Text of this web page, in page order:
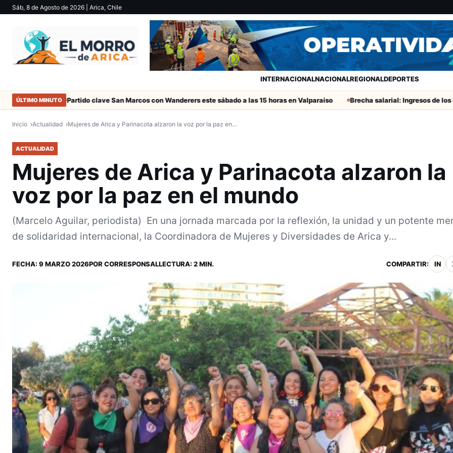
Sáb, 8 de Agosto de 2026 | Arica, Chile
INTERNACIONALNACIONALREGIONALDEPORTES
ÚLTIMO MINUTO
Partido clave San Marcos con Wanderers este sábado a las 15 horas en Valparaíso Brecha salarial: Ingresos de los hombres
Inicio Actualidad Mujeres de Arica y Parinacota alzaron la voz por la paz en…
ACTUALIDAD
Mujeres de Arica y Parinacota alzaron la
voz por la paz en el mundo
(Marcelo Aguilar, periodista) En una jornada marcada por la reflexión, la unidad y un potente
de solidaridad internacional, la Coordinadora de Mujeres y Diversidades de Arica y...
FECHA: 9 MARZO 2026POR CORRESPONSALLECTURA: 2 MIN. COMPARTIR: IN